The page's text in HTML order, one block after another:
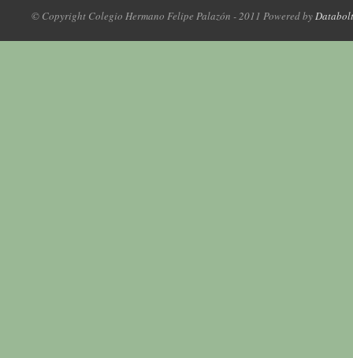
© Copyright Colegio Hermano Felipe Palazón - 2011 Powered byDatabolt